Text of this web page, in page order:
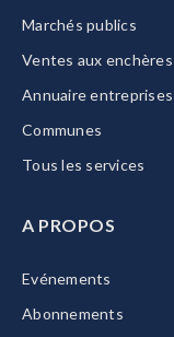
Marchés publics
Ventes aux enchères
Annuaire entreprises
Communes
Tous les services
A PROPOS
Evénements
Abonnements